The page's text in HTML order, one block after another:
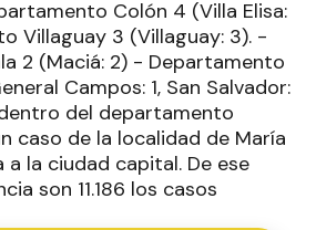
Colón 4 (Villa Elisa:
Villaguay 3 (Villaguay: 3). -
2 (Maciá: 2) - Departamento
Campos: 1, San Salvador:
del departamento
caso de la localidad de María
a la ciudad capital. De ese
son 11.186 los casos